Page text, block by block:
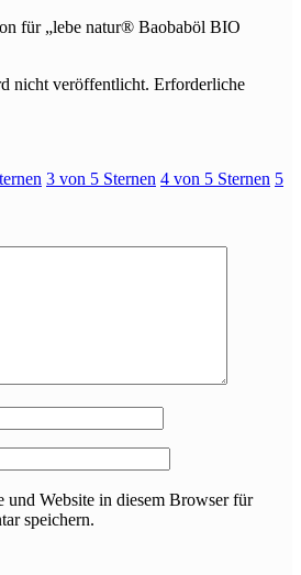
für „lebe natur® Baobaböl BIO
nicht veröffentlicht. Erforderliche
3 von 5 Sternen 4 von 5 Sternen 5
und Website in diesem Browser für
speichern.